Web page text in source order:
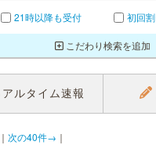
21時以降も受付 初回
こだわり検索を追加
アルタイム速報
｜ 次の40件→ ｜